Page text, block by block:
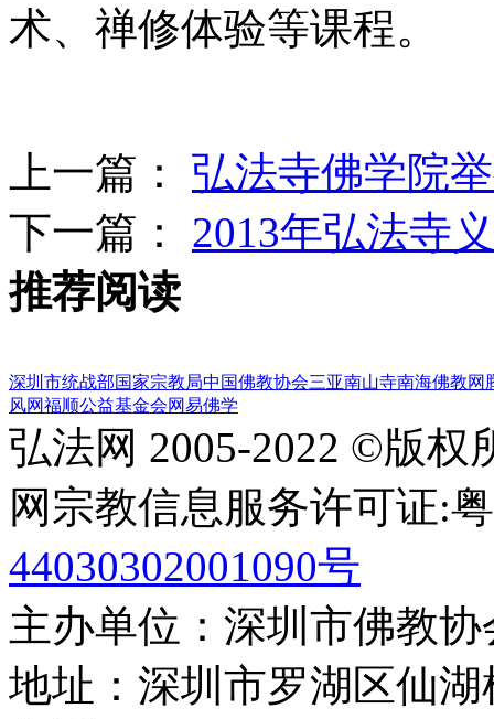
术、禅修体验等课程。
上一篇： 弘法寺佛学院
下一篇： 2013年弘法寺
推荐阅读
深圳市统战部国家宗教局中国佛教协会三亚南山寺南海佛教网
风网福顺公益基金会网易佛学
弘法网 2005-2022 ©版权
网宗教信息服务许可证:
44030302001090号
主办单位：深圳市佛教
地址：深圳市罗湖区仙